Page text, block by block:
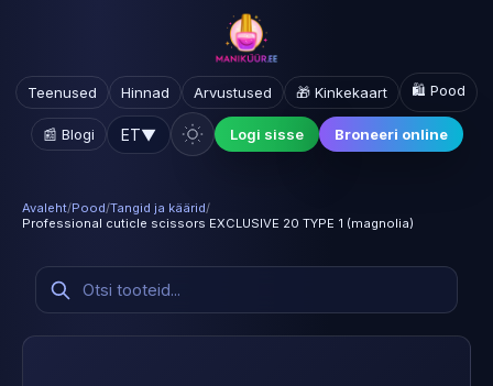
Teenused Hinnad Arvustused 🎁 Kinkekaart 🛍️ Pood
📰 Blogi ET▼ Logi sisse Broneeri online
Avaleht/Pood/Tangid ja käärid/
Professional cuticle scissors EXCLUSIVE 20 TYPE 1 (magnolia)